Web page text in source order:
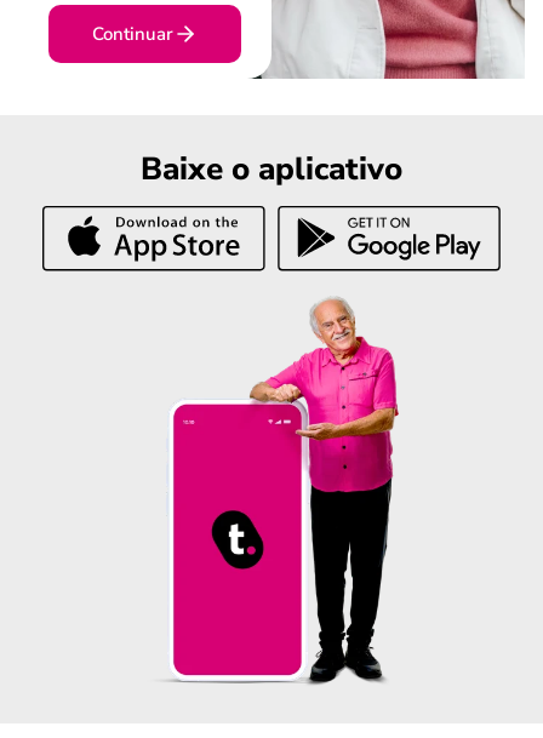
Continuar
Baixe o aplicativo